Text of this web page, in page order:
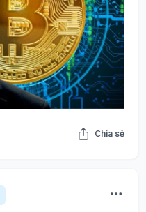
Chia sẻ